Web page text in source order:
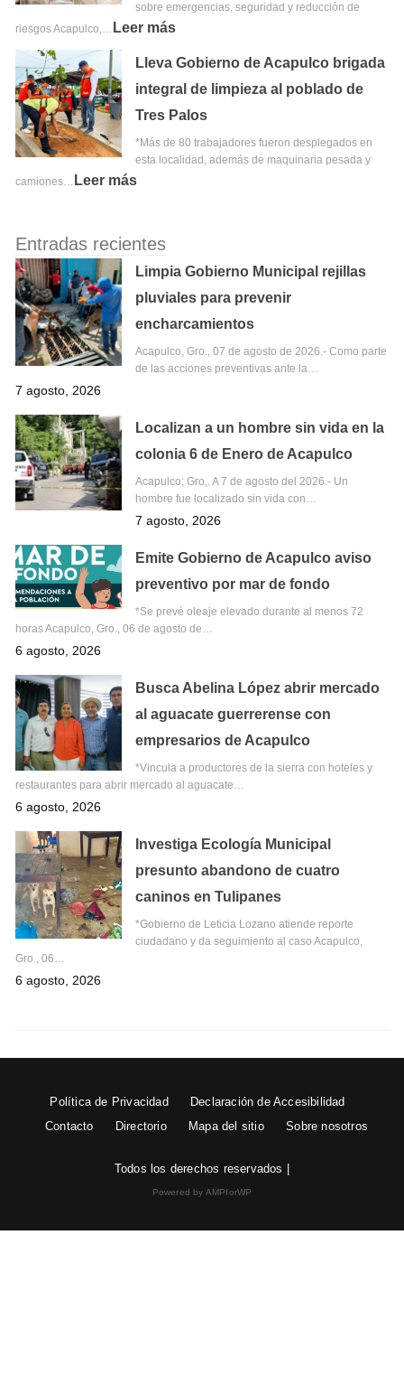
sobre emergencias, seguridad y reducción de
riesgos Acapulco,… Leer más
Lleva Gobierno de Acapulco brigada
integral de limpieza al poblado de
Tres Palos
*Más de 80 trabajadores fueron desplegados en
esta localidad, además de maquinaria pesada y
camiones… Leer más
Entradas recientes
Limpia Gobierno Municipal rejillas
pluviales para prevenir
encharcamientos
Acapulco, Gro., 07 de agosto de 2026.- Como parte
de las acciones preventivas ante la…
7 agosto, 2026
Localizan a un hombre sin vida en la
colonia 6 de Enero de Acapulco
Acapulco; Gro,. A 7 de agosto del 2026.- Un
hombre fue localizado sin vida con…
7 agosto, 2026
Emite Gobierno de Acapulco aviso
preventivo por mar de fondo
*Se prevé oleaje elevado durante al menos 72
horas Acapulco, Gro., 06 de agosto de…
6 agosto, 2026
Busca Abelina López abrir mercado
al aguacate guerrerense con
empresarios de Acapulco
*Vincula a productores de la sierra con hoteles y
restaurantes para abrir mercado al aguacate…
6 agosto, 2026
Investiga Ecología Municipal
presunto abandono de cuatro
caninos en Tulipanes
*Gobierno de Leticia Lozano atiende reporte
ciudadano y da seguimiento al caso Acapulco,
Gro., 06…
6 agosto, 2026
Política de Privacidad
Declaración de Accesibilidad
Contacto
Directorio Mapa del sitio Sobre nosotros
Todos los derechos reservados |
Powered by AMPforWP